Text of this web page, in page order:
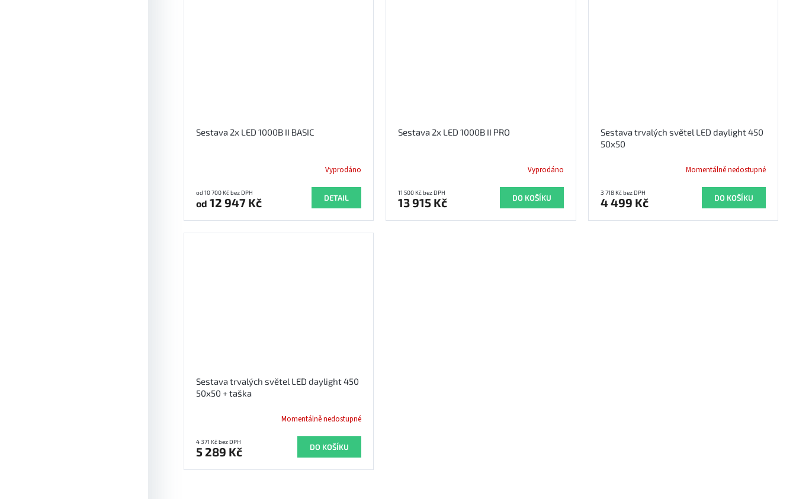
Sestava 2x LED 1000B II BASIC
Vyprodáno
od 10 700 Kč bez DPH
od 12 947 Kč DETAIL
Sestava 2x LED 1000B II PRO
Vyprodáno
11 500 Kč bez DPH
13 915 Kč DO KOŠÍKU
Sestava trvalých světel LED daylight 450
50x50
Momentálně nedostupné
3 718 Kč bez DPH
4 499 Kč DO KOŠÍKU
Sestava trvalých světel LED daylight 450
50x50 + taška
Momentálně nedostupné
4 371 Kč bez DPH
5 289 Kč DO KOŠÍKU